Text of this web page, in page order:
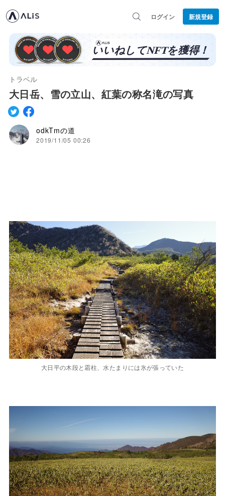
ログイン 新規登録
トラベル
大日岳、雪の立山、紅葉の称名滝の写真
odkTmの道
2019/11/05 00:26
大日平の木段と霜柱、水たまりには氷が張っていた